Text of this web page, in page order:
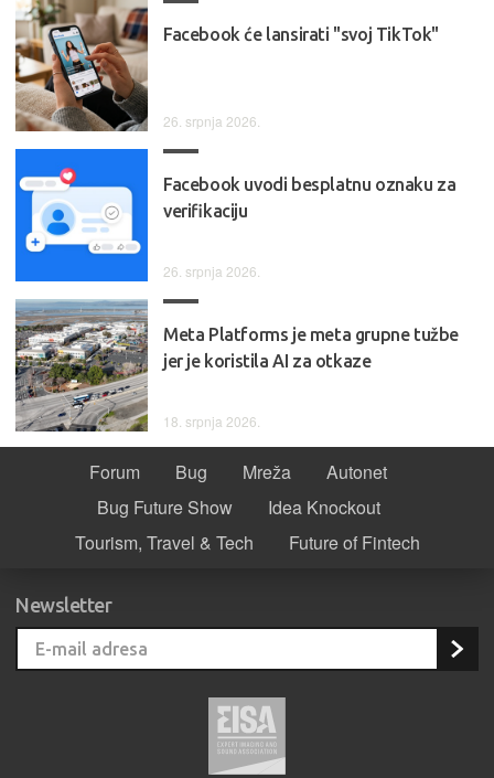
Facebook će lansirati "svoj TikTok"
26. srpnja 2026.
Facebook uvodi besplatnu oznaku za
verifikaciju
26. srpnja 2026.
Meta Platforms je meta grupne tužbe
jer je koristila AI za otkaze
18. srpnja 2026.
Forum Bug Mreža
Autonet
Bug Future Show
Idea Knockout
Tourism, Travel & Tech
Future of Fintech
Newsletter